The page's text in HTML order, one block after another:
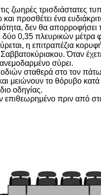
ζωηρές τρισδιάστατες
προσθέτει ένα
δεν θα
δύο 0,35 πλευρικών
η επιτραπέζια
Όταν
σύρει.
σταθερά στο τον
μειώνουν το θόρυβο κατά
οδηγίας.
πριν από